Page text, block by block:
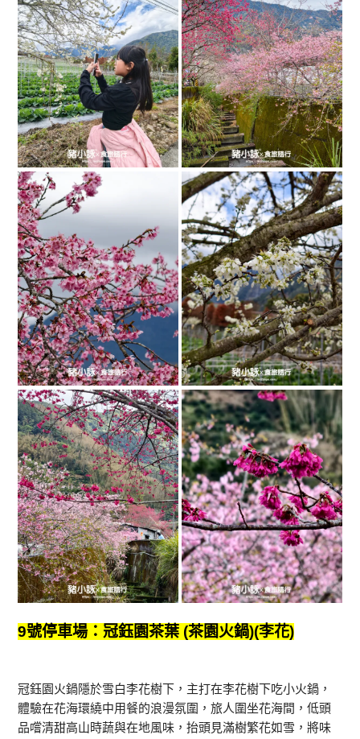
9號停車場：冠鈺園茶葉 (茶園火鍋)(李花)
冠鈺園火鍋隱於雪白李花樹下，主打在李花樹下吃小火鍋，
體驗在花海環繞中用餐的浪漫氛圍，旅人圍坐花海間，低頭
品嚐清甜高山時蔬與在地風味，抬頭見滿樹繁花如雪，將味